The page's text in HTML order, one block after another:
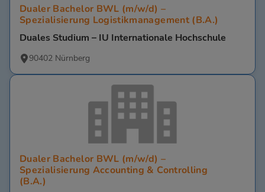
Dualer Bachelor BWL (m/w/d) –
Spezialisierung Logistikmanagement (B.A.)
Duales Studium – IU Internationale Hochschule
90402 Nürnberg
Dualer Bachelor BWL (m/w/d) –
Spezialisierung Accounting & Controlling
(B.A.)